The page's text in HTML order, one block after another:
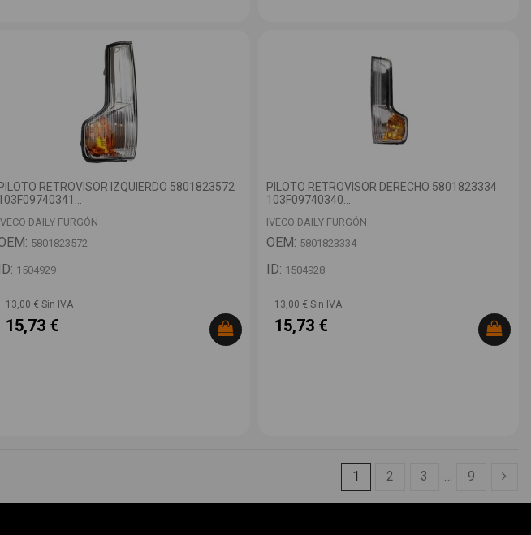
PILOTO RETROVISOR IZQUIERDO 5801823572
DAILY FURGÓN
5801823572
ID: 1504929
13,00 € Sin IVA
15,73 €
PILOTO RETROVISOR DERECHO 5801823334
103F09740340...
IVECO DAILY FURGÓN
OEM: 5801823334
ID: 1504928
13,00 € Sin IVA
15,73 €
1 2 3 … 9